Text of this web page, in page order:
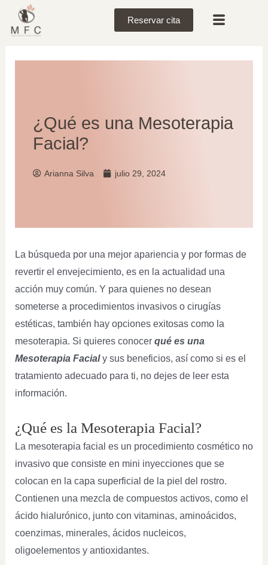
Reservar cita
¿Qué es una Mesoterapia
Facial?
Arianna Silva julio 29, 2024
La búsqueda por una mejor apariencia y por formas de
revertir el envejecimiento, es en la actualidad una
acción muy común. Y para quienes no desean
someterse a procedimientos invasivos o cirugías
estéticas, también hay opciones exitosas como la
mesoterapia. Si quieres conocer qué es una
Mesoterapia Facialy sus beneficios, así como si es el
tratamiento adecuado para ti, no dejes de leer esta
información.
¿Qué es la Mesoterapia Facial?
La mesoterapia facial es un procedimiento cosmético no
invasivo que consiste en mini inyecciones que se
colocan en la capa superficial de la piel del rostro.
Contienen una mezcla de compuestos activos, como el
ácido hialurónico, junto con vitaminas, aminoácidos,
coenzimas, minerales, ácidos nucleicos,
oligoelementos y antioxidantes.